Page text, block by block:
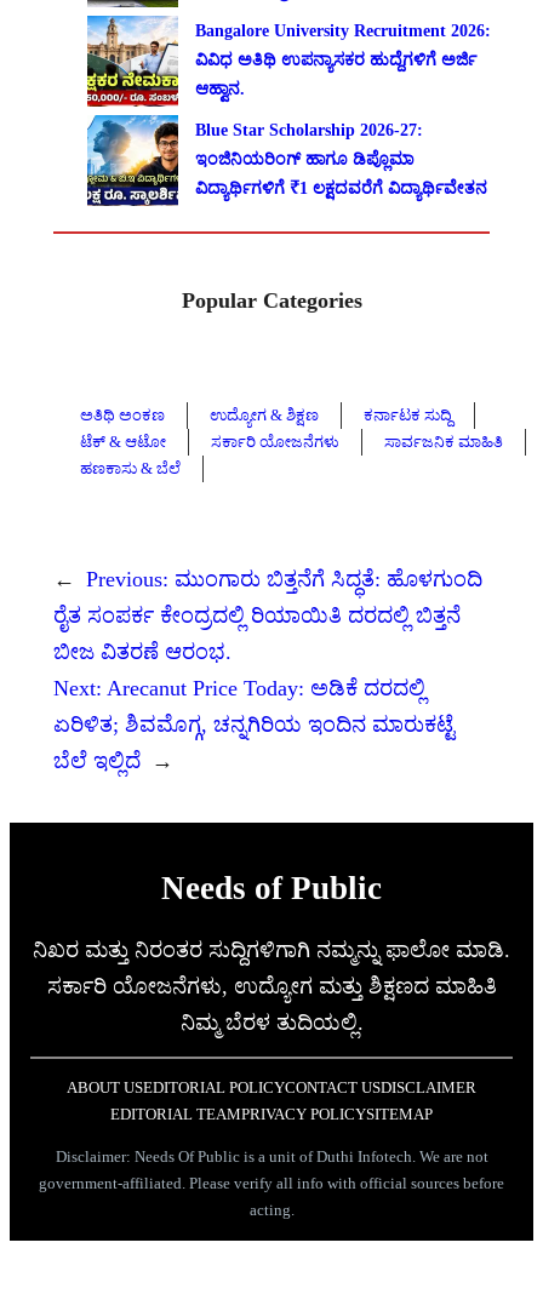
Bangalore University Recruitment 2026:
ವಿವಿಧ ಅತಿಥಿ ಉಪನ್ಯಾಸಕರ ಹುದ್ದೆಗಳಿಗೆ ಅರ್ಜಿ
ಆಹ್ವಾನ.
Blue Star Scholarship 2026-27:
ಇಂಜಿನಿಯರಿಂಗ್ ಹಾಗೂ ಡಿಪ್ಲೊಮಾ
ವಿದ್ಯಾರ್ಥಿಗಳಿಗೆ ₹1 ಲಕ್ಷದವರೆಗೆ ವಿದ್ಯಾರ್ಥಿವೇತನ
Popular Categories
ಅತಿಥಿ ಅಂಕಣ ಉದ್ಯೋಗ & ಶಿಕ್ಷಣ
ಕರ್ನಾಟಕ ಸುದ್ದಿ
ಟೆಕ್ & ಆಟೋ
ಸರ್ಕಾರಿ ಯೋಜನೆಗಳು
ಸಾರ್ವಜನಿಕ ಮಾಹಿತಿ
ಹಣಕಾಸು & ಬೆಲೆ
← Previous: ಮುಂಗಾರು ಬಿತ್ತನೆಗೆ ಸಿದ್ಧತೆ: ಹೊಳಗುಂದಿ
ರೈತ ಸಂಪರ್ಕ ಕೇಂದ್ರದಲ್ಲಿ ರಿಯಾಯಿತಿ ದರದಲ್ಲಿ ಬಿತ್ತನೆ
ಬೀಜ ವಿತರಣೆ ಆರಂಭ.
Next: Arecanut Price Today: ಅಡಿಕೆ ದರದಲ್ಲಿ
ಏರಿಳಿತ; ಶಿವಮೊಗ್ಗ, ಚನ್ನಗಿರಿಯ ಇಂದಿನ ಮಾರುಕಟ್ಟೆ
ಬೆಲೆ ಇಲ್ಲಿದೆ →
Needs of Public
ನಿಖರ ಮತ್ತು ನಿರಂತರ ಸುದ್ದಿಗಳಿಗಾಗಿ ನಮ್ಮನ್ನು ಫಾಲೋ ಮಾಡಿ.
ಸರ್ಕಾರಿ ಯೋಜನೆಗಳು, ಉದ್ಯೋಗ ಮತ್ತು ಶಿಕ್ಷಣದ ಮಾಹಿತಿ
ನಿಮ್ಮ ಬೆರಳ ತುದಿಯಲ್ಲಿ.
ABOUT USEDITORIAL POLICYCONTACT USDISCLAIMER
EDITORIAL TEAMPRIVACY POLICYSITEMAP
Disclaimer: Needs Of Public is a unit of Duthi Infotech. We are not
government-affiliated. Please verify all info with official sources before
acting.